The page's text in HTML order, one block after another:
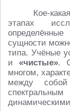
Кое-
этапах
сущности
типа. Учёные
и «чистые».
многом,
между собой